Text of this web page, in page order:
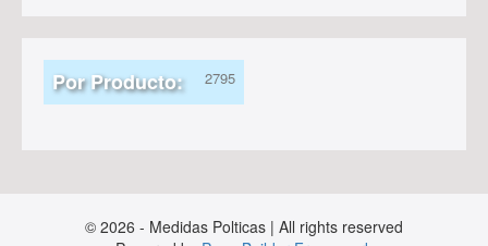
Por Producto:
© 2026 - Medidas Polticas | All rights reserved